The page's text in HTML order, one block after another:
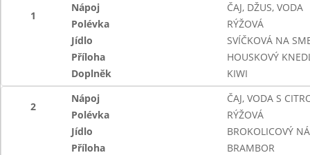
1
Nápoj
ČAJ, DŽUS, VODA
Polévka
RÝŽOVÁ
Jídlo
SVÍČKOVÁ NA
Příloha
HOUSKOVÝ
Doplněk
KIWI
2
Nápoj
ČAJ, VODA S
Polévka
RÝŽOVÁ
Jídlo
BROKOLICOVÝ
Příloha
BRAMBOR